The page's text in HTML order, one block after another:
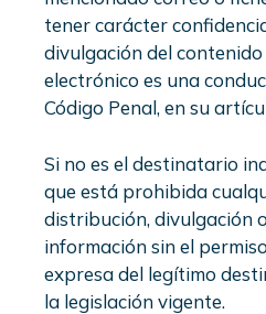
tener carácter
divulgación del
electrónico es una
Código Penal, en su
Si no es el destinatario
que está prohibida
distribución, divulgación
información sin el
expresa del legítimo
la legislación vigente.